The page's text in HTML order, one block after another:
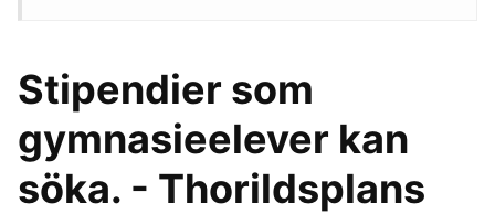
Stipendier som
gymnasieelever kan
söka. - Thorildsplans